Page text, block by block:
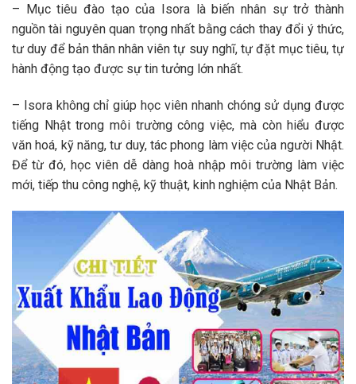
– Mục tiêu đào tạo của Isora là biến nhân sự trở thành
nguồn tài nguyên quan trọng nhất bằng cách thay đổi ý thức,
tư duy để bản thân nhân viên tự suy nghĩ, tự đặt mục tiêu, tự
hành động tạo được sự tin tưởng lớn nhất.
– Isora không chỉ giúp học viên nhanh chóng sử dụng được
tiếng Nhật trong môi trường công việc, mà còn hiểu được
văn hoá, kỹ năng, tư duy, tác phong làm việc của người Nhật.
Để từ đó, học viên dễ dàng hoà nhập môi trường làm việc
mới, tiếp thu công nghệ, kỹ thuật, kinh nghiệm của Nhật Bản.